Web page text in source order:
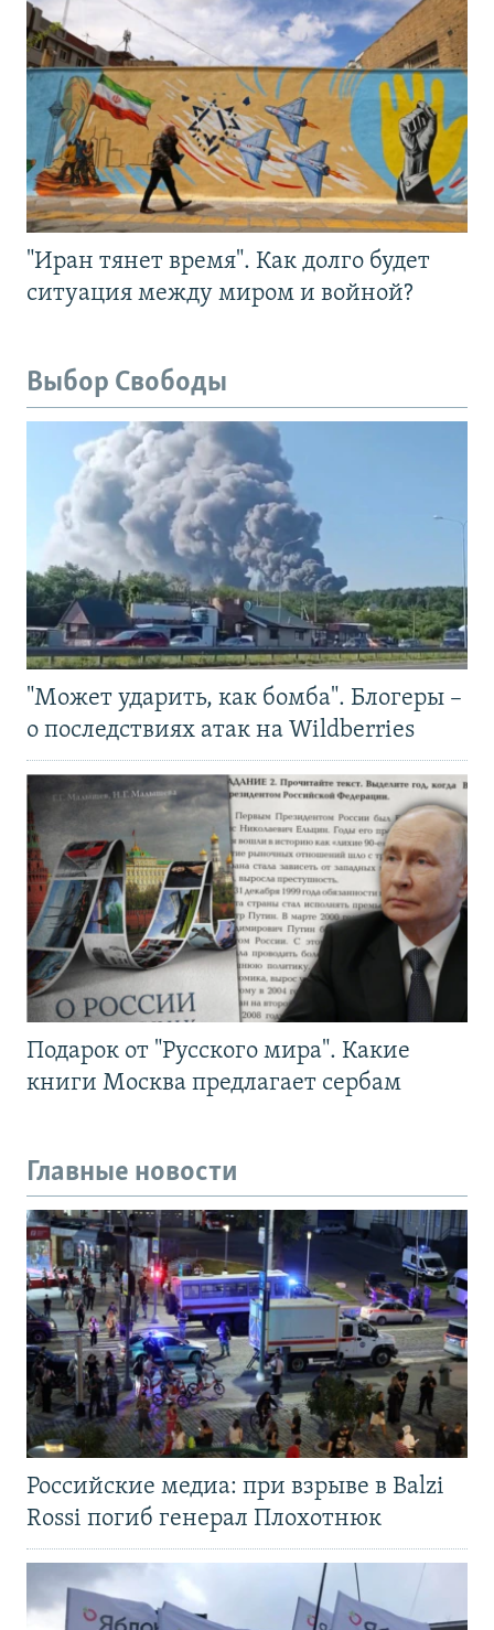
"Иран тянет время". Как долго будет
ситуация между миром и войной?
Выбор Свободы
"Может ударить, как бомба". Блогеры –
о последствиях атак на Wildberries
Подарок от "Русского мира". Какие
книги Москва предлагает сербам
Главные новости
Российские медиа: при взрыве в Balzi
Rossi погиб генерал Плохотнюк